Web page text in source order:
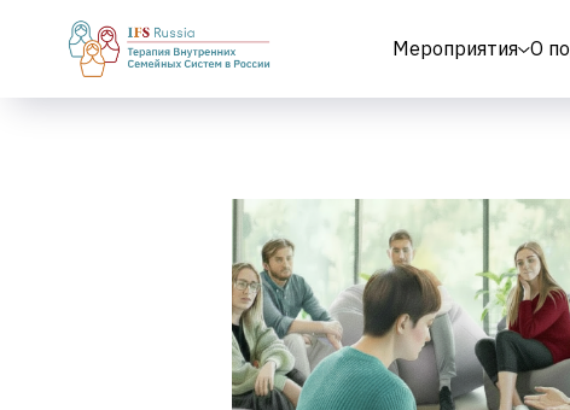
Мероприятия О